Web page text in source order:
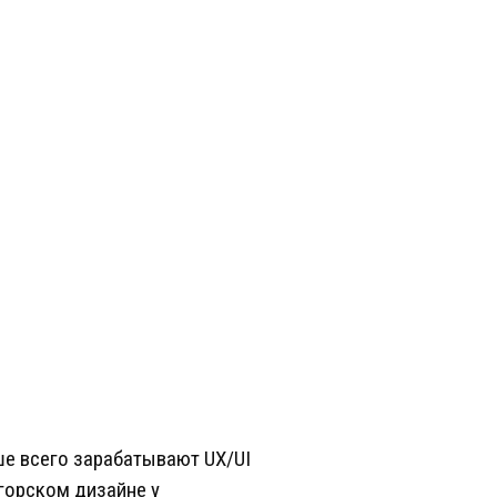
всего зарабатывают UX/UI
дизайне у